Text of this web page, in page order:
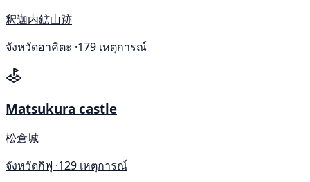
釈迦内鉱山跡
จังหวัดอาคิตะ ·179 เหตุการณ์
Matsukura castle
松倉城
จังหวัดกิฟุ ·129 เหตุการณ์